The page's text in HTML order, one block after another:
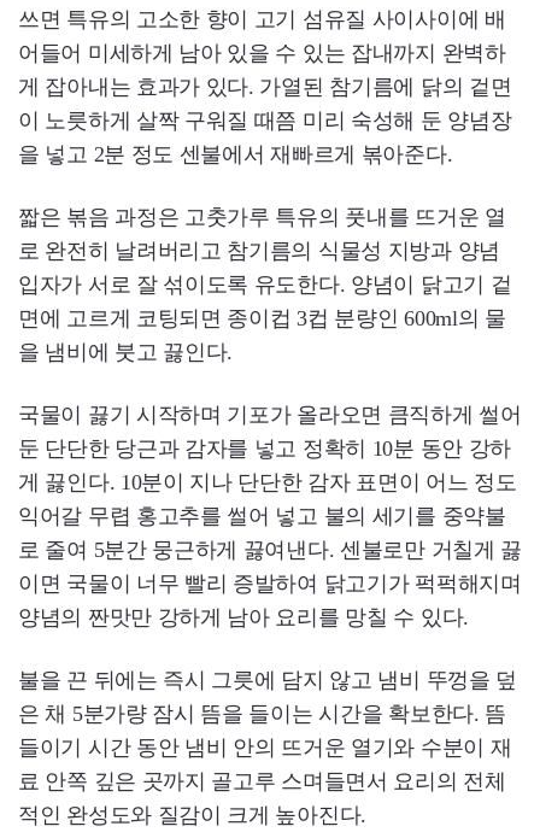
쓰면 특유의 고소한 향이 고기 섬유질 사이사이에 배
어들어 미세하게 남아 있을 수 있는 잡내까지 완벽하
게 잡아내는 효과가 있다. 가열된 참기름에 닭의 겉면
이 노릇하게 살짝 구워질 때쯤 미리 숙성해 둔 양념장
을 넣고 2분 정도 센불에서 재빠르게 볶아준다.
짧은 볶음 과정은 고춧가루 특유의 풋내를 뜨거운 열
로 완전히 날려버리고 참기름의 식물성 지방과 양념
입자가 서로 잘 섞이도록 유도한다. 양념이 닭고기 겉
면에 고르게 코팅되면 종이컵 3컵 분량인 600ml의 물
을 냄비에 붓고 끓인다.
국물이 끓기 시작하며 기포가 올라오면 큼직하게 썰어
둔 단단한 당근과 감자를 넣고 정확히 10분 동안 강하
게 끓인다. 10분이 지나 단단한 감자 표면이 어느 정도
익어갈 무렵 홍고추를 썰어 넣고 불의 세기를 중약불
로 줄여 5분간 뭉근하게 끓여낸다. 센불로만 거칠게 끓
이면 국물이 너무 빨리 증발하여 닭고기가 퍽퍽해지며
양념의 짠맛만 강하게 남아 요리를 망칠 수 있다.
불을 끈 뒤에는 즉시 그릇에 담지 않고 냄비 뚜껑을 덮
은 채 5분가량 잠시 뜸을 들이는 시간을 확보한다. 뜸
들이기 시간 동안 냄비 안의 뜨거운 열기와 수분이 재
료 안쪽 깊은 곳까지 골고루 스며들면서 요리의 전체
적인 완성도와 질감이 크게 높아진다.